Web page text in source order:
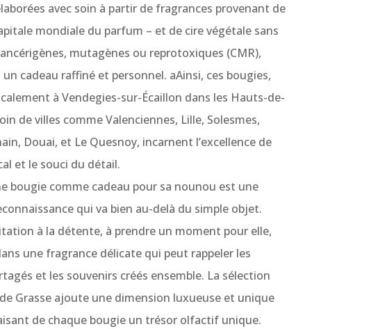
avec soin à partir de fragrances provenant de
mondiale du parfum – et de cire végétale sans
mutagènes ou reprotoxiques (CMR),
cadeau raffiné et personnel. aAinsi, ces bougies,
à Vendegies-sur-Écaillon dans les Hauts-de-
de villes comme Valenciennes, Lille, Solesmes,
Douai, et Le Quesnoy, incarnent l’excellence de
et le souci du détail.
bougie comme cadeau pour sa nounou est une
qui va bien au-delà du simple objet.
à la détente, à prendre un moment pour elle,
une fragrance délicate qui peut rappeler les
et les souvenirs créés ensemble. La sélection
Grasse ajoute une dimension luxueuse et unique
de chaque bougie un trésor olfactif unique.